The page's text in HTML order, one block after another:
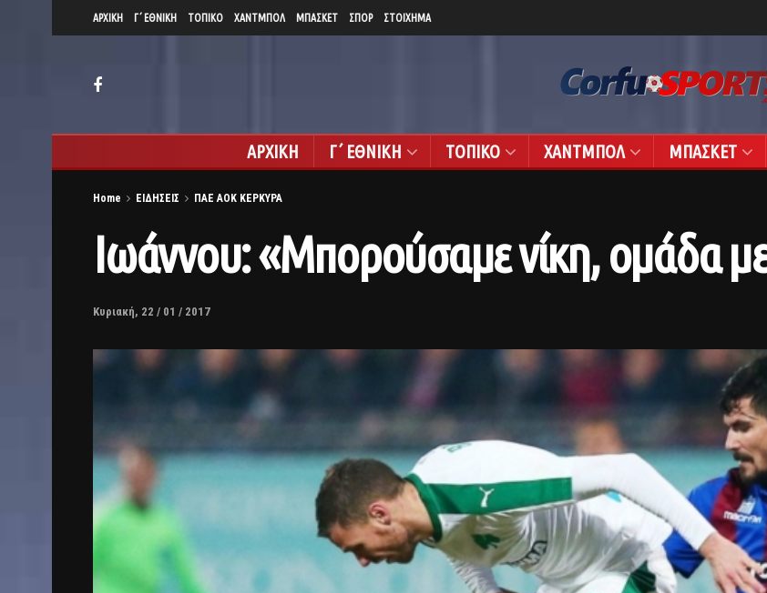
ΑΡΧΙΚΗ Γ΄ ΕΘΝΙΚΗ ΤΟΠΙΚΟ ΧΑΝΤΜΠΟΛ ΜΠΑΣΚΕΤ ΣΠΟΡ ΣΤΟΙΧΗΜΑ
ΑΡΧΙΚΗ Γ΄ ΕΘΝΙΚΗ ΤΟΠΙΚΟ ΧΑΝΤΜΠΟΛ ΜΠΑΣΚΕΤ
Home ΕΙΔΗΣΕΙΣ ΠΑΕ ΑΟΚ ΚΕΡΚΥΡΑ
Ιωάννου: «Μπορούσαμε νίκη, ομάδα
Κυριακή, 22 / 01 / 2017